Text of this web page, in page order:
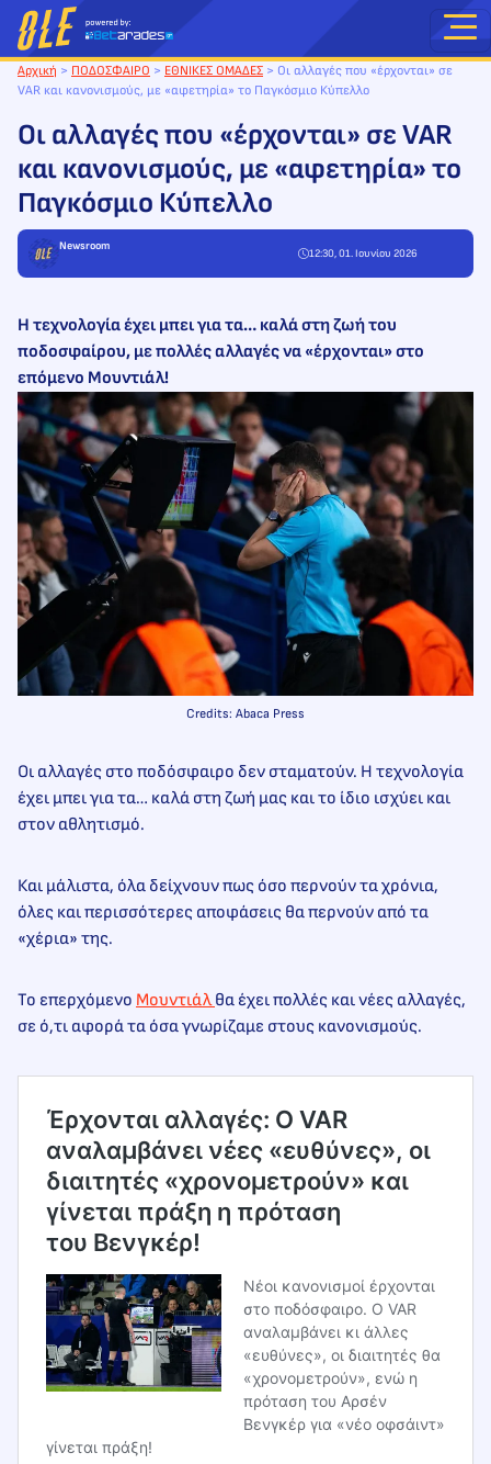
Μετάβαση
στο
περιεχόμενο
Αρχική > ΠΟΔΟΣΦΑΙΡΟ > ΕΘΝΙΚΕΣ ΟΜΑΔΕΣ > Οι αλλαγές που «έρχονται» σε
VAR και κανονισμούς, με «αφετηρία» το Παγκόσμιο Κύπελλο
Οι αλλαγές που «έρχονται» σε VAR
και κανονισμούς, με «αφετηρία» το
Παγκόσμιο Κύπελλο
Newsroom
12:30, 01. Ιουνίου 2026
Η τεχνολογία έχει μπει για τα… καλά στη ζωή του
ποδοσφαίρου, με πολλές αλλαγές να «έρχονται» στο
επόμενο Μουντιάλ!
Credits: Abaca Press
Οι αλλαγές στο ποδόσφαιρο δεν σταματούν. Η τεχνολογία
έχει μπει για τα… καλά στη ζωή μας και το ίδιο ισχύει και
στον αθλητισμό.
Και μάλιστα, όλα δείχνουν πως όσο περνούν τα χρόνια,
όλες και περισσότερες αποφάσεις θα περνούν από τα
«χέρια» της.
Το επερχόμενο Μουντιάλθα έχει πολλές και νέες αλλαγές,
σε ό,τι αφορά τα όσα γνωρίζαμε στους κανονισμούς.
Έρχονται αλλαγές: O VAR
αναλαμβάνει νέες «ευθύνες», οι
διαιτητές «χρονομετρούν» και
γίνεται πράξη η πρόταση
του Βενγκέρ!
Νέοι κανονισμοί έρχονται
στο ποδόσφαιρο. Ο VAR
αναλαμβάνει κι άλλες
«ευθύνες», οι διαιτητές θα
«χρονομετρούν», ενώ η
πρόταση του Αρσέν
Βενγκέρ για «νέο οφσάιντ»
γίνεται πράξη!